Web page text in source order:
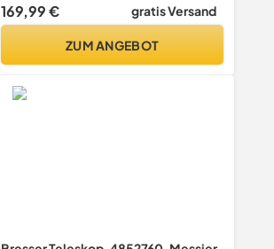
169,99 €
gratis Versand
ZUM ANGEBOT